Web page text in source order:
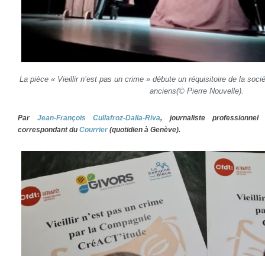
La pièce « Vieillir n’est pas un crime » débute un réquisitoire de la
anciens(© Pierre Nouvelle).
Par Jean-François Cullafroz-Dalla-Riva, journaliste
correspondant du Courrier (quotidien à Genève).